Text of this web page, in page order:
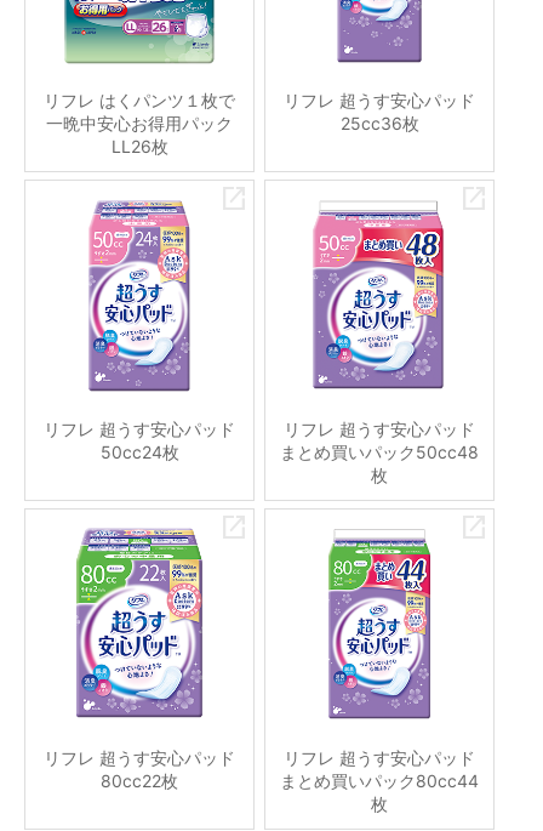
リフレ はくパンツ１枚で
一晩中安心お得用パック
LL26枚
リフレ 超うす安心パッド
25cc36枚
リフレ 超うす安心パッド
50cc24枚
リフレ 超うす安心パッド
まとめ買いパック50cc48
枚
リフレ 超うす安心パッド
80cc22枚
リフレ 超うす安心パッド
まとめ買いパック80cc44
枚